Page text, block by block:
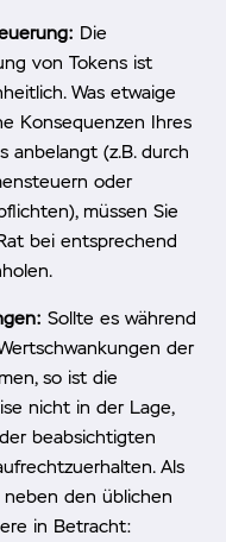
Die
von Tokens ist
Was etwaige
Konsequenzen Ihres
anbelangt (z.B. durch
oder
müssen Sie
bei entsprechend
Sollte es während
der
so ist die
nicht in der Lage,
beabsichtigten
Als
den üblichen
in Betracht: